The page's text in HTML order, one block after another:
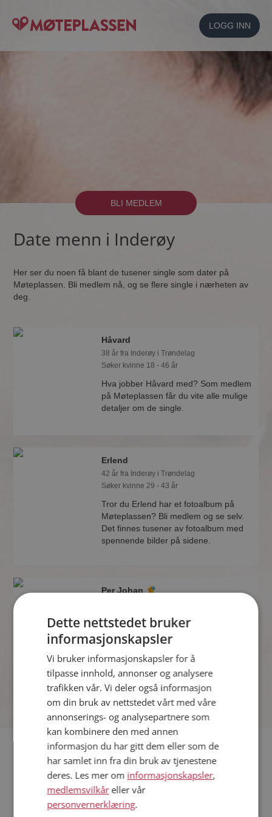
LOGG INN
BLI MEDLEM
Date menn i Inderøy
Her ser du noen få blant de tusener single som dater på
Møteplassen. Bli medlem nå, og se flere single i nærheten av
deg.
Håvard
38 år fra Inderøy i Trøndelag
Søker kvinne 18 - 46 år
Hva jobber Håvard med? Som medlem
på Møteplassen får du vite alle mulige
detaljer om de single.
Erlend
42 år fra Inderøy i Trøndelag
Søker kvinne 29 - 43 år
Tror du Erlend har et fotoalbum på
Møteplassen? Bli medlem og se selv.
Det finnes tusener av fotoalbum med
spennende bilder på sidene.
Per Johan
Søker kvinne 22 - 40 år
Hva jobber Per Johan med? Som
medlem på Møteplassen får du vite
alle mulige detaljer om de single.
Hvis du søker dating i Inderøy har du kommet til riktig sted.
På Møteplassen kan du bli medlem og søke blant tusenvis av
datinginteresserte single i Inderøy
Dette nettstedet bruker
informasjonskapsler
Vi bruker informasjonskapsler for å
tilpasse innhold, annonser og analysere
trafikken vår. Vi deler også informasjon
om din bruk av nettstedet vårt med våre
annonserings- og analysepartnere som
kan kombinere den med annen
informasjon du har gitt dem eller som de
har samlet inn fra din bruk av tjenestene
deres. Les mer om informasjonskapsler,
medlemsvilkåreller vår
personvernerklæring.